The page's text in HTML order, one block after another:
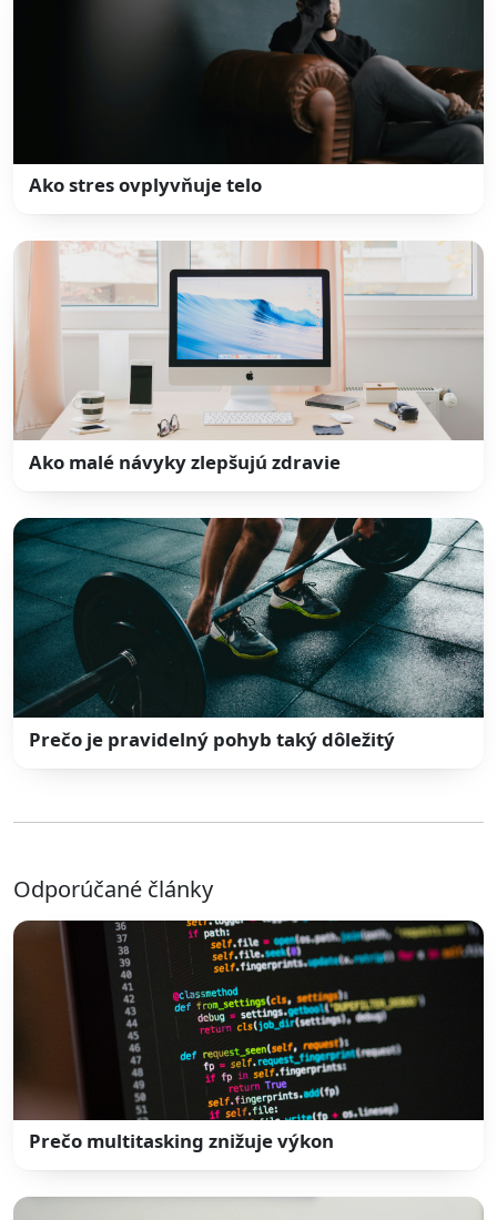
Ako stres ovplyvňuje telo
Ako malé návyky zlepšujú zdravie
Prečo je pravidelný pohyb taký dôležitý
Odporúčané články
Prečo multitasking znižuje výkon